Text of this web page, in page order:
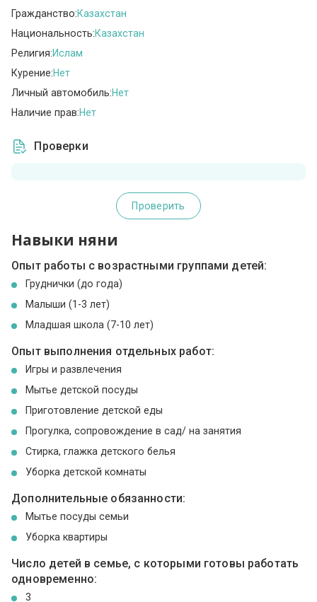
Гражданство:Казахстан
Национальность:Казахстан
Религия:Ислам
Курение:Нет
Личный автомобиль:Нет
Наличие прав:Нет
Проверки
Проверить
Навыки няни
Опыт работы с возрастными группами детей:
Груднички (до года)
Малыши (1-3 лет)
Младшая школа (7-10 лет)
Опыт выполнения отдельных работ:
Игры и развлечения
Мытье детской посуды
Приготовление детской еды
Прогулка, сопровождение в сад/ на занятия
Стирка, глажка детского белья
Уборка детской комнаты
Дополнительные обязанности:
Мытье посуды семьи
Уборка квартиры
Число детей в семье, с которыми готовы работать
одновременно:
3